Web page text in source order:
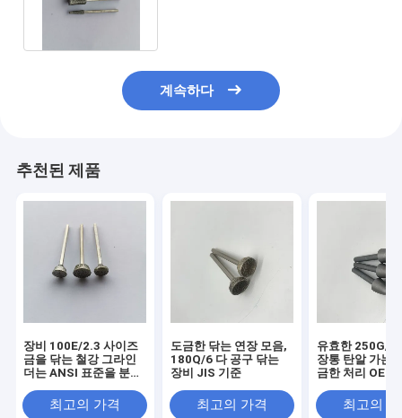
계속하다
추천된 제품
장비 100E/2.3 사이즈
금을 닦는 철강 그라인
더는 ANSI 표준을 분사
최고의 가격
도금한 닦는 연장 모음,
180Q/6 다 공구 닦는
장비 JIS 기준
최고의 가격
유효한 250G/6
장통 탄알 가는
금한 처리 OEM
최고의